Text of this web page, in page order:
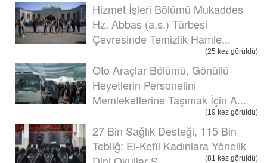
Hizmet İşleri Bölümü Mukaddes
Hz. Abbas (a.s.) Türbesi
Çevresinde Temizlik Hamle...
(25 kez görüldü)
Oto Araçlar Bölümü, Gönüllü
Heyetlerin Personelini
Memleketlerine Taşımak İçin A...
(19 kez görüldü)
27 Bin Sağlık Desteği, 115 Bin
Tebliğ: El-Kefîl Kadınlara Yönelik
(81 kez görüldü)